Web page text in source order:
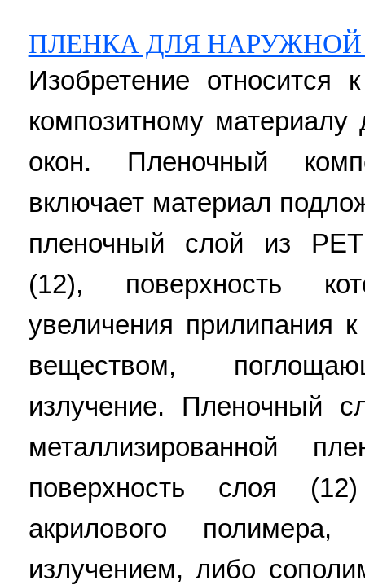
ПЛЕНКА ДЛЯ
Изобретение относится
композитному
окон. Пленочный
включает материал
пленочный слой из PET
(12), поверхность
увеличения прилипания
веществом,
излучение. Пленочный
металлизированной
поверхность слоя
акрилового полимера,
излучением, либо